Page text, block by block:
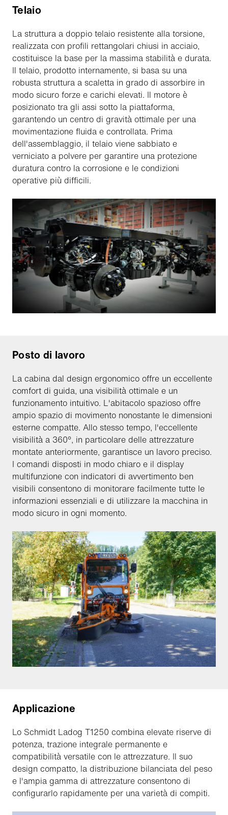
Telaio
La struttura a doppio telaio resistente alla torsione,
realizzata con profili rettangolari chiusi in acciaio,
costituisce la base per la massima stabilità e durata.
Il telaio, prodotto internamente, si basa su una
robusta struttura a scaletta in grado di assorbire in
modo sicuro forze e carichi elevati. Il motore è
posizionato tra gli assi sotto la piattaforma,
garantendo un centro di gravità ottimale per una
movimentazione fluida e controllata. Prima
dell'assemblaggio, il telaio viene sabbiato e
verniciato a polvere per garantire una protezione
duratura contro la corrosione e le condizioni
operative più difficili.
Posto di lavoro
La cabina dal design ergonomico offre un eccellente
comfort di guida, una visibilità ottimale e un
funzionamento intuitivo. L'abitacolo spazioso offre
ampio spazio di movimento nonostante le dimensioni
esterne compatte. Allo stesso tempo, l'eccellente
visibilità a 360°, in particolare delle attrezzature
montate anteriormente, garantisce un lavoro preciso.
I comandi disposti in modo chiaro e il display
multifunzione con indicatori di avvertimento ben
visibili consentono di monitorare facilmente tutte le
informazioni essenziali e di utilizzare la macchina in
modo sicuro in ogni momento.
Applicazione
Lo Schmidt Ladog T1250 combina elevate riserve di
potenza, trazione integrale permanente e
compatibilità versatile con le attrezzature. Il suo
design compatto, la distribuzione bilanciata del peso
e l'ampia gamma di attrezzature consentono di
configurarlo rapidamente per una varietà di compiti.